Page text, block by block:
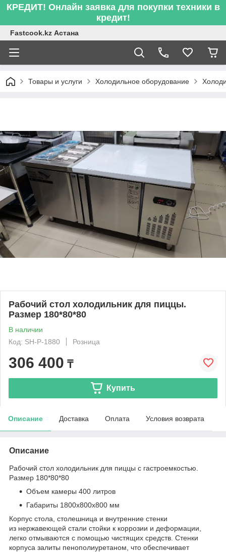
КРЕДИТ! Онлайн заявка для покупки техники в
кредит!
Fastcook.kz Астана
Товары и услуги Холодильное оборудование
Рабочий стол холодильник для пиццы.
Размер 180*80*80
В наличии
Код: SH-P-1880
Розница
306 400 ₸
Купить
Описание Доставка Оплата Условия возврата
Описание
Рабочий стол холодильник для пиццы с гастроемкостью.
Размер 180*80*80
Объем камеры 400 литров
Габариты 1800х800х800 мм
Корпус стола, столешница и внутренние стенки
из нержавеющей стали стойки к коррозии и деформации,
легко отмываются с помощью чистящих средств. Стенки
корпуса залиты пенополиуретаном, что обеспечивает